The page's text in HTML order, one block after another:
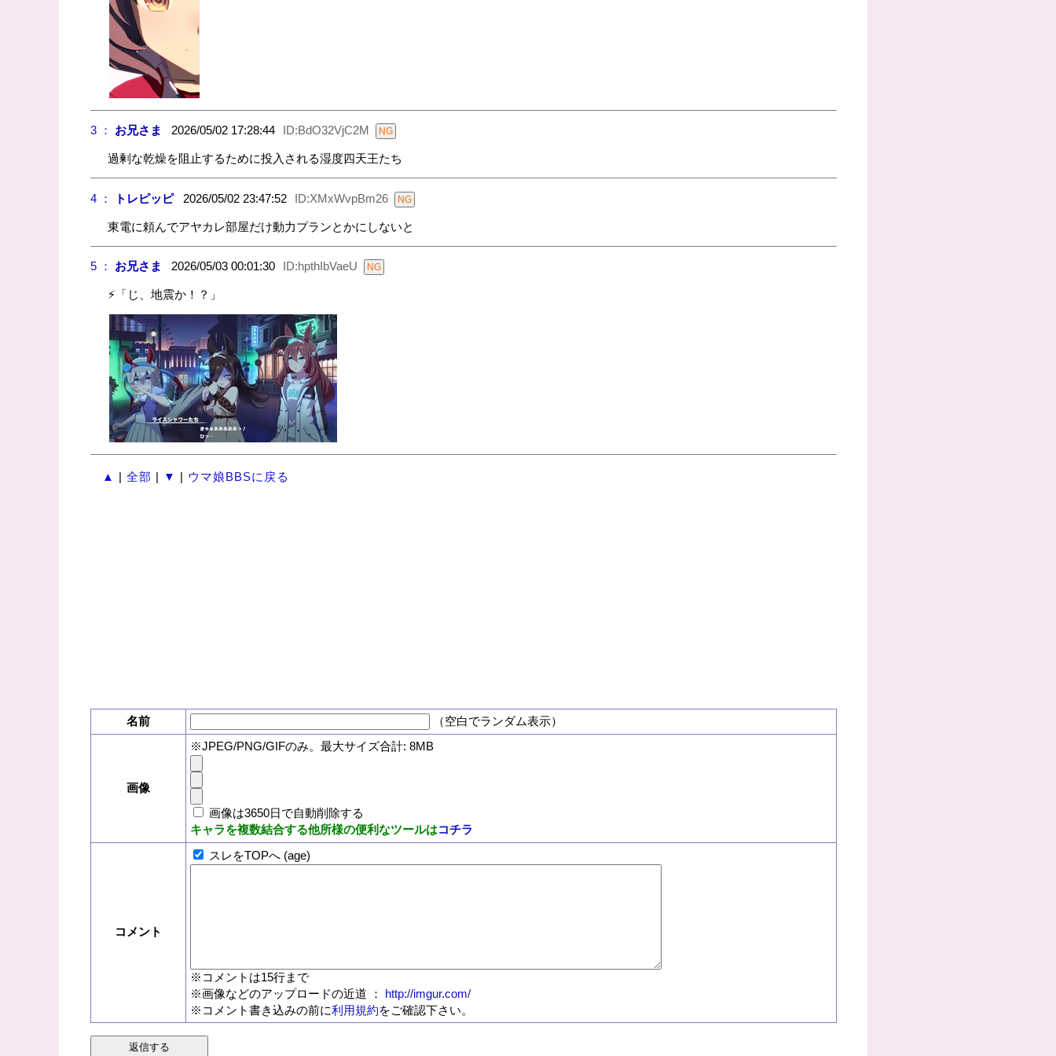
3 ： お兄さま 2026/05/02 17:28:44 ID:BdO32VjC2M
過剰な乾燥を阻止するために投入される湿度四天王たち
4 ： トレピッピ2026/05/02 23:47:52 ID:XMxWvpBm26
東電に頼んでアヤカレ部屋だけ動力プランとかにしないと
5 ： お兄さま 2026/05/03 00:01:30 ID:hpthIbVaeU
⚡「じ、地震か！？」
▲ | 全部 | ▼ | ウマ娘BBSに戻る
名前 （空白でランダム表示）
画像
※JPEG/PNG/GIFのみ。最大サイズ合計: 8MB
画像は3650日で自動削除する
キャラを複数結合する他所様の便利なツールはコチラ
コメント
スレをTOPへ (age)
※コメントは15行まで
※画像などのアップロードの近道 ： http://imgur.com/
※コメント書き込みの前に利用規約をご確認下さい。